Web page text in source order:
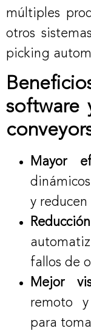
múltiples
otros
picking
software
Mayor
y
fallos de
Mejor
remoto
para